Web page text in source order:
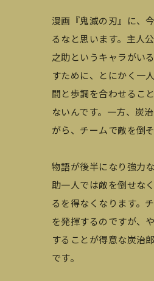
漫画『鬼滅の刃』に、
るなと思います。主人
之助というキャラがい
すために、とにかく一
間と歩調を合わせるこ
ないんです。一方、炭
がら、チームで敵を倒
物語が後半になり強力
助一人では敵を倒せな
るを得なくなります。
を発揮するのですが、
することが得意な炭治
です。